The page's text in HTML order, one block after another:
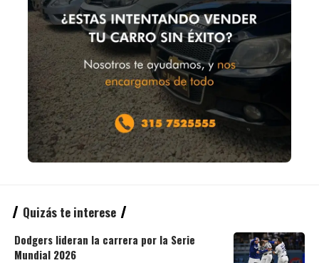
Quizás te interese
Dodgers lideran la carrera por la Serie
Mundial 2026